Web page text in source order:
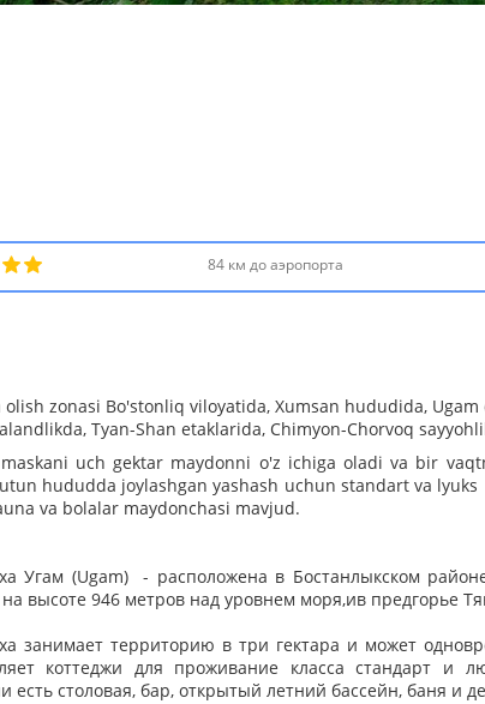
84 км до аэропорта
olish zonasi Bo'stonliq viloyatida, Xumsan hududida,
Tyan-Shan etaklarida, Chimyon-Chorvoq
uch gektar maydonni o'z ichiga oladi va bir
hududda joylashgan yashash uchun standart va
va bolalar maydonchasi mavjud.
Угам (Ugam) - расположена в Бостанлыкском
на высоте 946 метров над уровнем моря,ив предгорье
занимает территорию в три гектара и может
коттеджи для проживание класса стандарт и
есть столовая, бар, открытый летний бассейн, баня и